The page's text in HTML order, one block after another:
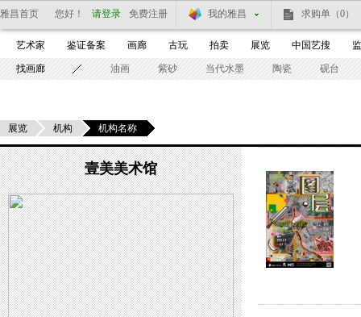
雅昌首页 您好！ 请登录 免费注册 我的雅昌 求购单 （0）
艺术家 鉴证备案 画廊 古玩 拍卖 展览 中国艺搜
找画廊 油画 紫砂 当代水墨 陶瓷 砚台
展览 机构 机构名称
壹美美术馆